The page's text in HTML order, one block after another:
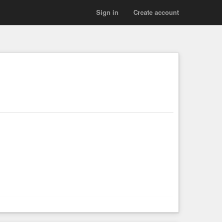
Create account
Sign in